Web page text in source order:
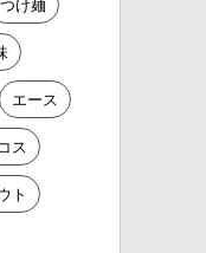
エース
ス
ト